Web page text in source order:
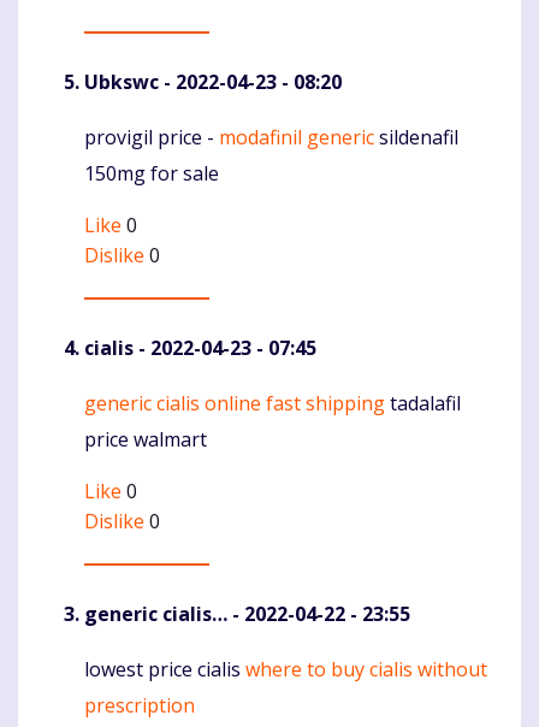
Ubkswc - 2022-04-23 - 08:20
Komentaras
provigil price - modafinil genericsildenafil
150mg for sale
Like 0
Dislike 0
cialis - 2022-04-23 - 07:45
Komentaras
generic cialis online fast shippingtadalafil
price walmart
Like 0
Dislike 0
generic cialis… - 2022-04-22 - 23:55
Komentaras
lowest price cialis where to buy cialis without
prescription